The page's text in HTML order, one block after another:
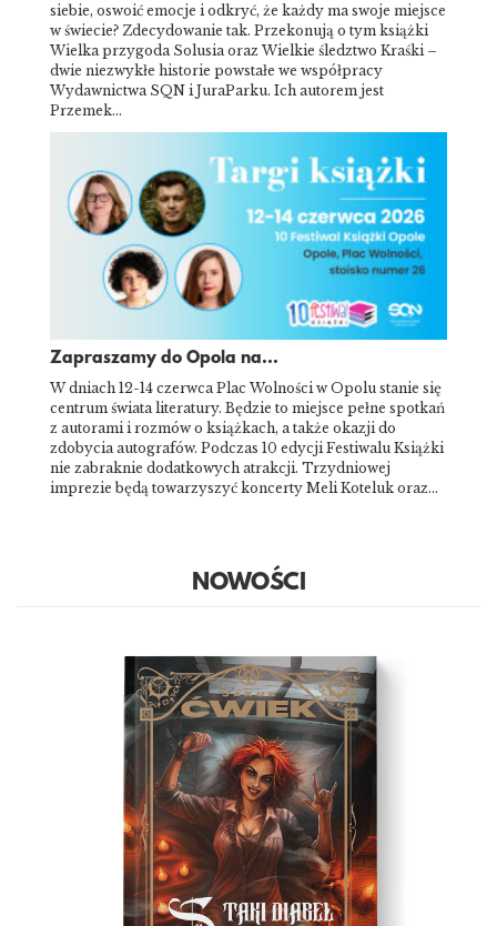
siebie, oswoić emocje i odkryć, że każdy ma swoje miejsce
w świecie? Zdecydowanie tak. Przekonują o tym książki
Wielka przygoda Solusia oraz Wielkie śledztwo Kraśki –
dwie niezwykłe historie powstałe we współpracy
Wydawnictwa SQN i JuraParku. Ich autorem jest
Przemek…
Zapraszamy do Opola na...
W dniach 12-14 czerwca Plac Wolności w Opolu stanie się
centrum świata literatury. Będzie to miejsce pełne spotkań
z autorami i rozmów o książkach, a także okazji do
zdobycia autografów. Podczas 10 edycji Festiwalu Książki
nie zabraknie dodatkowych atrakcji. Trzydniowej
imprezie będą towarzyszyć koncerty Meli Koteluk oraz…
NOWOŚCI